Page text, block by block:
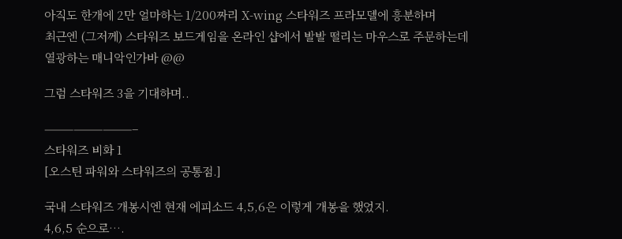
아직도 한개에 2만 얼마하는 1/200짜리 X-wing 스타워즈 프라모델에 흥분하며
최근엔 (그저께) 스타워즈 보드게임을 온라인 샵에서 발발 떨리는 마우스로 주문하는데
열광하는 매니악인가바 @@
그럼 스타워즈 3을 기대하며..
—————————–
스타워즈 비화 1
[오스틴 파워와 스타워즈의 공통점.]
국내 스타워즈 개봉시엔 현재 에피소드 4,5,6은 이렇게 개봉을 했었지.
4,6,5 순으로….